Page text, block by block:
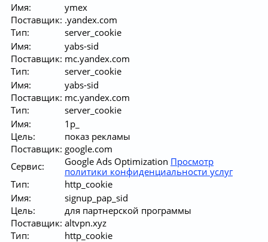
Имя:
ymex
Поставщик: .yandex.com
Тип:
server_cookie
Имя:
yabs-sid
Поставщик: mc.yandex.com
Тип:
server_cookie
Имя:
yabs-sid
Поставщик: mc.yandex.com
Тип:
server_cookie
Имя:
1p_
Цель:
показ рекламы
Поставщик: google.com
Сервис:
Google Ads Optimization Просмотр
политики конфиденциальности услуг
Тип:
http_cookie
Имя:
signup_pap_sid
Цель:
для партнерской программы
Поставщик: altvpn.xyz
Тип:
http_cookie